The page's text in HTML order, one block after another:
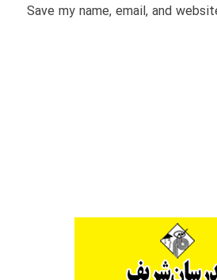
Save my name, email, and